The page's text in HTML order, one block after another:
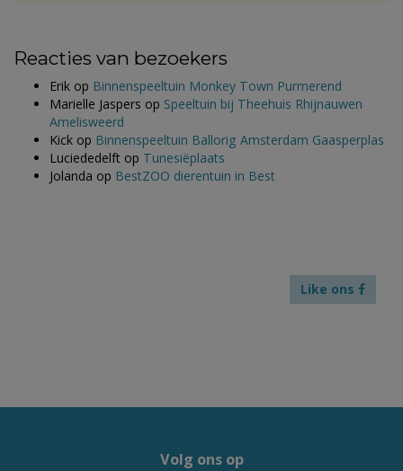
Reacties van bezoekers
Erik op Binnenspeeltuin Monkey Town Purmerend
Marielle Jaspers op Speeltuin bij Theehuis Rhijnauwen
Amelisweerd
Kick op Binnenspeeltuin Ballorig Amsterdam Gaasperplas
Luciededelft op Tunesiëplaats
Jolanda op BestZOO dierentuin in Best
Like ons
Volg ons op